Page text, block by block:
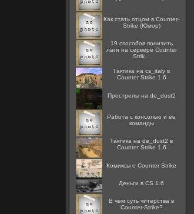
Как стать отцом в Counter-
Strike (Юмор)
19 способов понизить
лаги на сервере Counter
Strik...
Тактика на cs_italy в
Counter Strike 1.6
Прострелы на de_dust2
Работа с консолью и ее
команды
Тактика на de_dust2 в
Counter Strike 1.6
Комиксы о Counter Strike
Деньги в CS 1.6
В чем суть читерства в
Counter-Strike?